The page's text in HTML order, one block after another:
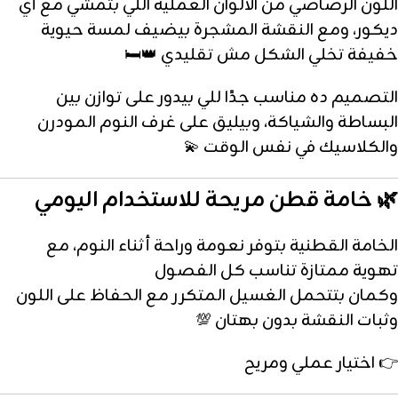
اللون الرصاصي من الألوان العملية اللي بتمشي مع أي
ديكور، ومع النقشة المشجرة بيضيف لمسة حيوية
خفيفة تخلي الشكل مش تقليدي 👑🛏️
التصميم ده مناسب جدًا للي بيدور على توازن بين
البساطة والشياكة، وبيليق على غرف النوم المودرن
والكلاسيك في نفس الوقت 💫
🌿 خامة قطن مريحة للاستخدام اليومي
الخامة القطنية بتوفر نعومة وراحة أثناء النوم، مع
تهوية ممتازة تناسب كل الفصول
وكمان بتتحمل الغسيل المتكرر مع الحفاظ على اللون
وثبات النقشة بدون بهتان 💯
👉 اختيار عملي ومريح